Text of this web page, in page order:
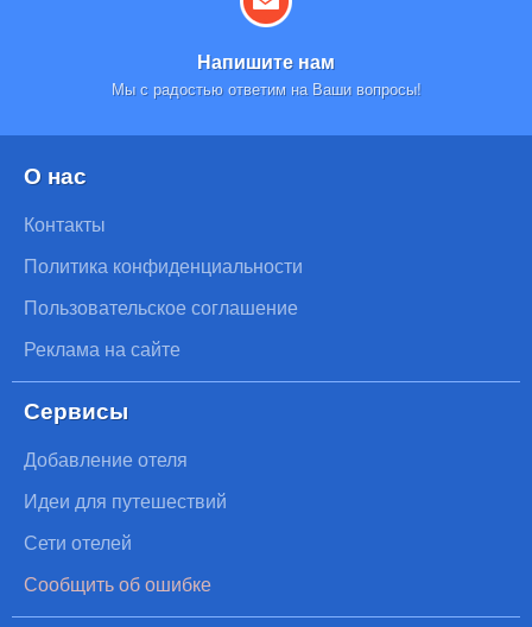
Напишите нам
Мы с радостью ответим на Ваши вопросы!
О нас
Контакты
Политика конфиденциальности
Пользовательское соглашение
Реклама на сайте
Сервисы
Добавление отеля
Идеи для путешествий
Сети отелей
Сообщить об ошибке